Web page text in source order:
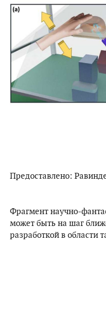
Предоставлено:
Фрагмент научно-
может быть на шаг
разработкой в области